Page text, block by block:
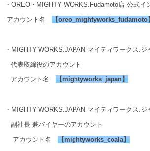
・OREO・MIGHTY WORKS.Fudamoto店 公式
アカウント名 【oreo_mightyworks_fudamoto
・MIGHTY WORKS.JAPAN マイティワークス.ジ
代表取締役のアカウント
アカウント名 【mightyworks_japan】
・MIGHTY WORKS.JAPAN マイティワークス.ジ
副社長 兼バイヤーのアカウント
アカウント名 【mightyworks_coala】